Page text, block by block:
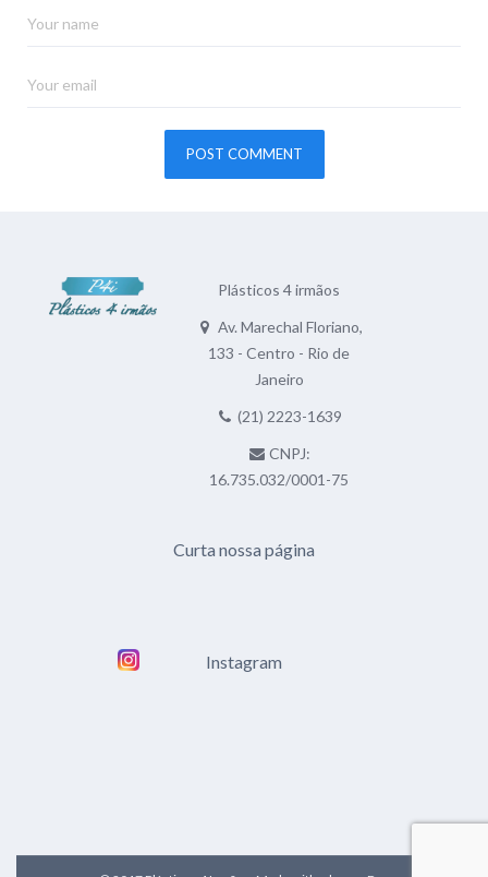
Plásticos 4 irmãos
Av. Marechal Floriano,
133 - Centro - Rio de
Janeiro
(21) 2223-1639
CNPJ:
16.735.032/0001-75
Curta nossa página
Instagram